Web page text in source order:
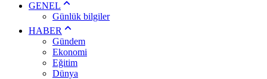
GENEL
Günlük bilgiler
HABER
Gündem
Ekonomi
Eğitim
Dünya